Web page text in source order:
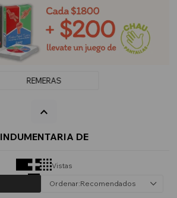
REMERAS
INDUMENTARIA DE
Vistas
Recomendados